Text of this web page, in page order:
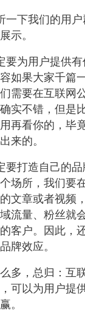
一下我们的用
示。
要为用户提供
如果大家千篇
需要在互联网
实不错，但是
再看你的，毕
来的。
要打造自己的
场所，我们要
文章或者视频
流量、粉丝就
客户。因此，
牌效应。
多，总归：互
可以为用户提
。